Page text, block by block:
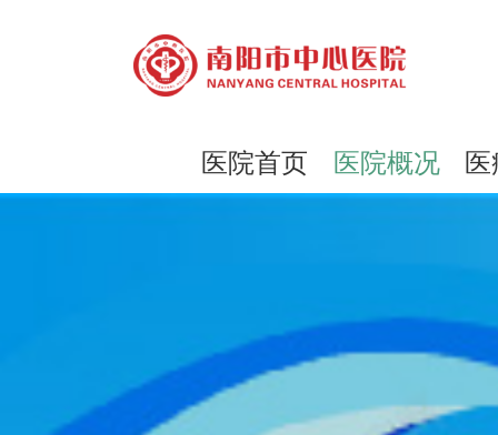
医院首页 医院概况